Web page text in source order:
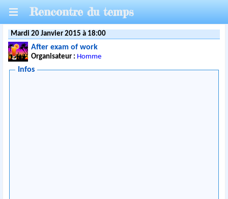
Rencontre du temps
Mardi 20 Janvier 2015 à 18:00
After exam of work
Organisateur : Homme
Infos